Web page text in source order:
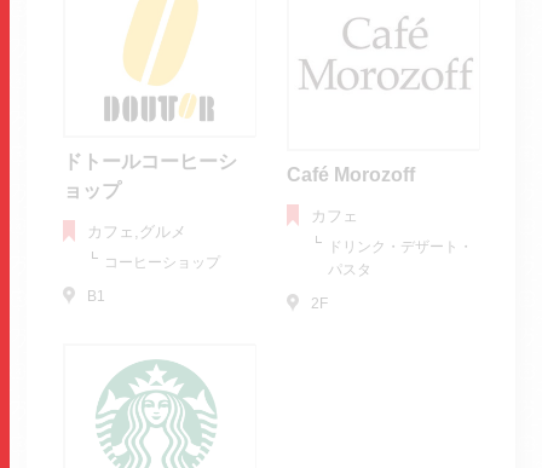
ドトールコーヒーシ
ョップ
カフェ,グルメ
コーヒーショップ
B1
Café Morozoff
カフェ
ドリンク・デザート・
パスタ
2F